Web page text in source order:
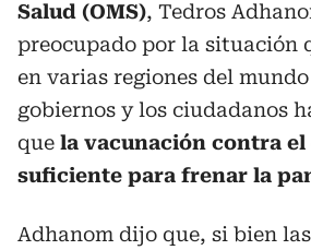
Salud (OMS), Tedros
preocupado por la situación
en varias regiones del
gobiernos y los ciudadanos
que la vacunación contra
suficiente para frenar la
Adhanom dijo que, si bien